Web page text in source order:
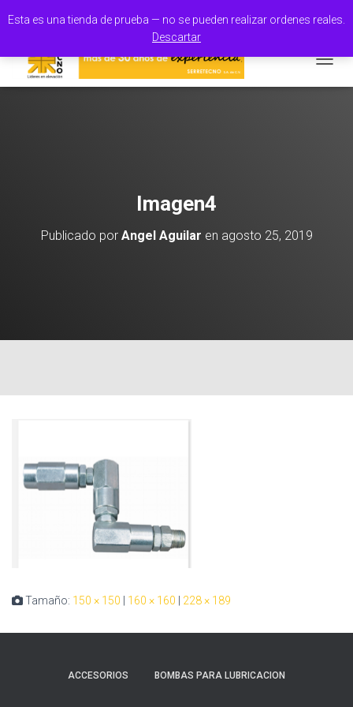
Esta es una tienda de prueba — no se pueden realizar ordenes reales.
Descartar
100% Orgullo Mexicano
Imagen4
Publicado por Angel Aguilar en agosto 25, 2019
Tamaño: 150 × 150 160 × 160 228 × 189
ACCESORIOS BOMBAS PARA LUBRICACION